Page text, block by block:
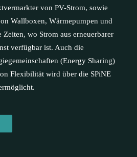
von PV-Strom, sowie
Wallboxen, Wärmepumpen und
wo Strom aus erneuerbarer
verfügbar ist. Auch die
(Energy Sharing)
Flexibilität wird über die SPiNE